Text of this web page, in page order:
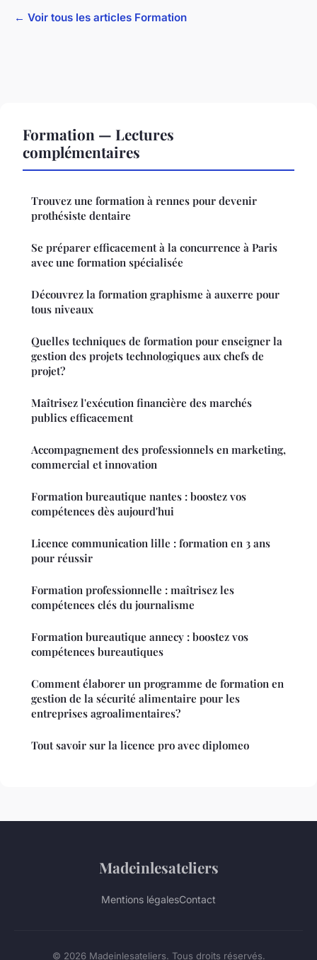
← Voir tous les articles Formation
Formation — Lectures
complémentaires
Trouvez une formation à rennes pour devenir
prothésiste dentaire
Se préparer efficacement à la concurrence à Paris
avec une formation spécialisée
Découvrez la formation graphisme à auxerre pour
tous niveaux
Quelles techniques de formation pour enseigner la
gestion des projets technologiques aux chefs de
projet?
Maîtrisez l'exécution financière des marchés
publics efficacement
Accompagnement des professionnels en marketing,
commercial et innovation
Formation bureautique nantes : boostez vos
compétences dès aujourd'hui
Licence communication lille : formation en 3 ans
pour réussir
Formation professionnelle : maîtrisez les
compétences clés du journalisme
Formation bureautique annecy : boostez vos
compétences bureautiques
Comment élaborer un programme de formation en
gestion de la sécurité alimentaire pour les
entreprises agroalimentaires?
Tout savoir sur la licence pro avec diplomeo
Madeinlesateliers
Mentions légalesContact
© 2026 Madeinlesateliers. Tous droits réservés.